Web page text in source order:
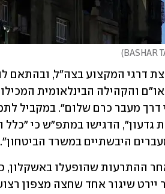
)
היבשתיים במשרד הביטחון".